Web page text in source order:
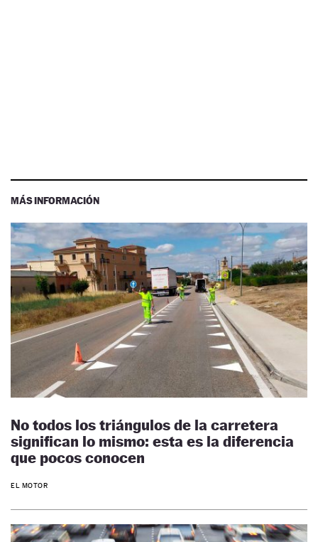
MÁS INFORMACIÓN
No todos los triángulos de la carretera
significan lo mismo: esta es la diferencia
que pocos conocen
EL MOTOR